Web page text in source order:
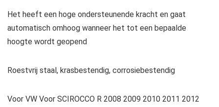
Het heeft een hoge ondersteunende kracht en gaat
automatisch omhoog wanneer het tot een bepaalde
hoogte wordt geopend
Roestvrij staal, krasbestendig, corrosiebestendig
Voor VW Voor SCIROCCO R 2008 2009 2010 2011 2012